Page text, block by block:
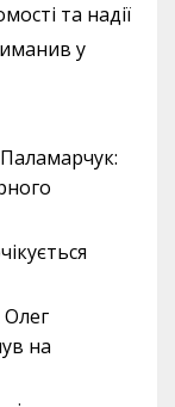
та надії
у
на